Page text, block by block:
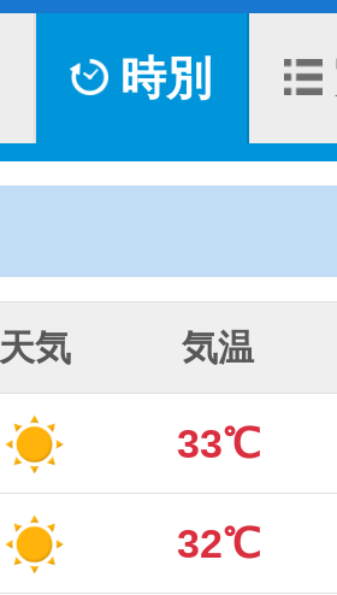
時別
天気 気温
33℃
32℃